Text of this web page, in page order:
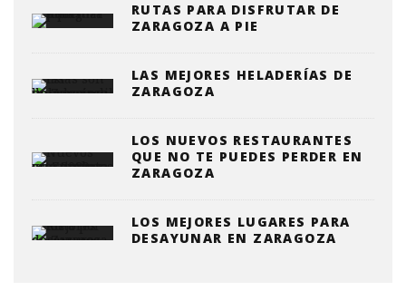
RUTAS PARA DISFRUTAR DE
ZARAGOZA A PIE
LAS MEJORES HELADERÍAS DE
ZARAGOZA
LOS NUEVOS RESTAURANTES
QUE NO TE PUEDES PERDER EN
ZARAGOZA
LOS MEJORES LUGARES PARA
DESAYUNAR EN ZARAGOZA